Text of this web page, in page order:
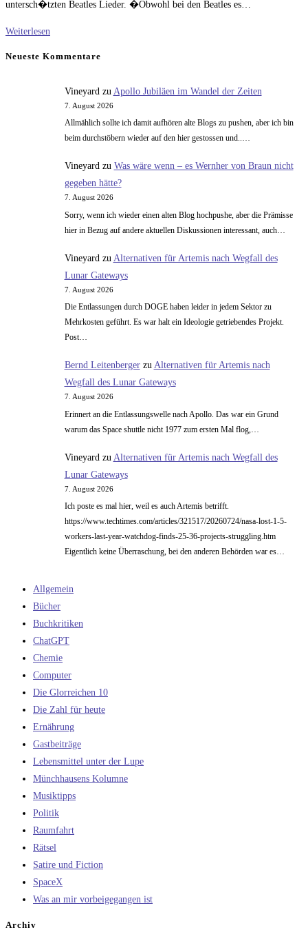
untersch�tzten Beatles Lieder. �Obwohl bei den Beatles es…
Weiterlesen
sun“
Neueste Kommentare
Vineyard zu Apollo Jubiläen im Wandel der Zeiten
7. August 2026
Allmählich sollte ich damit aufhören alte Blogs zu pushen, aber ich bin
beim durchstöbern wieder auf den hier gestossen und..…
Vineyardzu Was wäre wenn – es Wernher von Braun nicht
gegeben hätte?
7. August 2026
Sorry, wenn ich wieder einen alten Blog hochpushe, aber die Prämisse
hier in Bezug auf andere aktuellen Diskussionen interessant, auch…
Vineyard zu Alternativen für Artemis nach Wegfall des
Lunar Gateways
7. August 2026
Die Entlassungen durch DOGE haben leider in jedem Sektor zu
Mehrkosten geführt. Es war halt ein Ideologie getriebendes Projekt.
Post…
Bernd Leitenbergerzu Alternativen für Artemis nach
Wegfall des Lunar Gateways
7. August 2026
Erinnert an die Entlassungswelle nach Apollo. Das war ein Grund
warum das Space shuttle nicht 1977 zum ersten Mal flog,…
Vineyard zu Alternativen für Artemis nach Wegfall des
Lunar Gateways
7. August 2026
Ich poste es mal hier, weil es auch Artemis betrifft.
https://www.techtimes.com/articles/321517/20260724/nasa-lost-1-5-
workers-last-year-watchdog-finds-25-36-projects-struggling.htm
Eigentlich keine Überraschung, bei den anderen Behörden war es…
Allgemein
Bücher
Buchkritiken
ChatGPT
Chemie
Computer
Die Glorreichen 10
Die Zahl für heute
Ernährung
Gastbeiträge
Lebensmittel unter der Lupe
Münchhausens Kolumne
Musiktipps
Politik
Raumfahrt
Rätsel
Satire und Fiction
SpaceX
Was an mir vorbeigegangen ist
Archiv